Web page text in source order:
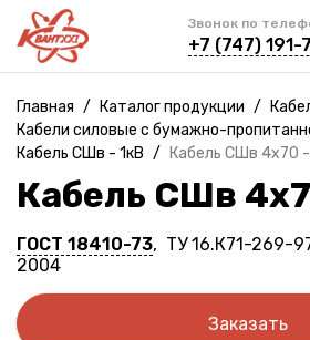
Звонок по
+7 (747) 191-
Главная / Каталог продукции /
Кабели силовые с бумажно-
Кабель СШв - 1кВ / Кабель СШв 4х70 -
Кабель СШв
ГОСТ 18410-73, ТУ 16.К71-269-
2004
Заказать